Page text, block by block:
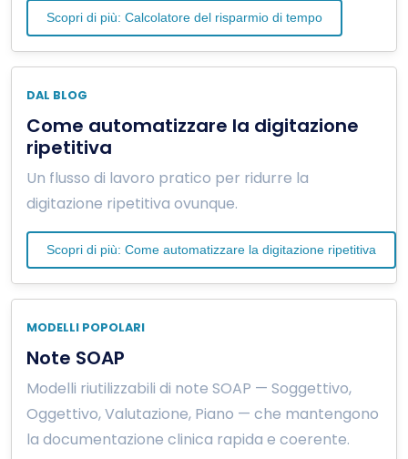
Scopri di più: Calcolatore del risparmio di tempo
DAL BLOG
Come automatizzare la digitazione
ripetitiva
Un flusso di lavoro pratico per ridurre la
digitazione ripetitiva ovunque.
Scopri di più: Come automatizzare la digitazione ripetitiva
MODELLI POPOLARI
Note SOAP
Modelli riutilizzabili di note SOAP — Soggettivo,
Oggettivo, Valutazione, Piano — che mantengono
la documentazione clinica rapida e coerente.